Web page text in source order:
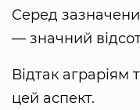
Серед
— значний
Відтак аграріям
цей аспект.